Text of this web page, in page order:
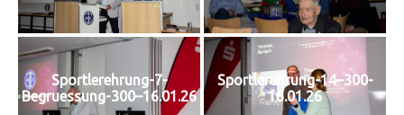
Sportlerehrung-7-
Begruessung-300–16.01.26
Sportlerehrung-14–300-
16.01.26